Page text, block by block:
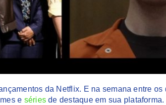
da Netflix. E na semana entre os
e séries de destaque em sua plataforma.